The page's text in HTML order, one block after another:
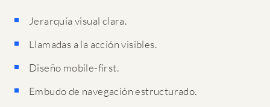
Jerarquía visual clara.
Llamadas a la acción visibles.
Diseño mobile-first.
Embudo de navegación estructurado.